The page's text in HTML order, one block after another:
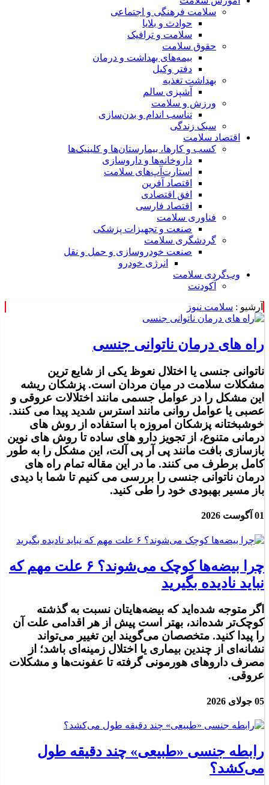
سلامت فرهنگی و اجتماعی
حوادث و بلایا
سلامت و ترافیک
حقوق سلامت
بیمه‌های بهداشت و درمان
دفتر وکیل
بهداشت تغذیه
آشپزی سالم
ورزش و سلامت
تناسب اندام و بدن‌سازی
سبک زندگی
اقتصاد سلامت
کسب و کارها، بیمارستان‌ها و کلینیک‌ها
داروخانه‌ها و داروسازی
استارت‌آپ‌های سلامت
اقتصاد آفرین
افق اقتصادی
اقتصاد فارسی
فناوری سلامت
صنعت و تجهیزات پزشکی
گردشگری سلامت
صنعت خودروسازی و حمل و نقل
انرژی خودرو
وب‌گردی سلامت
آکودنت
آرشیو : سلامت نیوز
راه های درمان ناتوانی جنسی
ناتوانی جنسی یا اختلال نعوظ یکی از شایع ترین
مشکلات سلامت در میان مردان است. پزشکان ریشه
این مشکل را در عوامل جسمی مانند اختلالات عروقی و
عصبی یا عوامل روانی مانند استرس شدید پیدا می کنند.
خوشبختانه پزشکان امروزه با استفاده از روش های
درمانی متنوع، از تجویز دارو های ساده تا روش های نوین
بازسازی بافت مانند پی آر پی آلت، این مشکل را به طور
کامل برطرف می کنند. ما در این مقاله تمام راه های
درمان ناتوانی جنسی را بررسی می کنیم تا شما با دیدی
باز مسیر بهبودی خود را طی کنید.
01 آگوست 2026
چرا بیضه‌ها کوچک می‌شوند؟ ۶ علت مهم که
نباید نادیده بگیرید
اگر متوجه شده‌اید که بیضه‌هایتان نسبت به گذشته
کوچک‌تر شده‌اند، بهتر است پیش از هر اقدامی علت آن
را پیدا کنید. متخصصان می‌گویند این تغییر می‌تواند
نشانه‌ای از چندین بیماری یا اختلال زمینه‌ای باشد؛ از
مصرف داروهای هورمونی گرفته تا عفونت‌ها و مشکلات
عروقی.
05 جولای 2026
رابطه جنسی «طبیعی» چند دقیقه طول
می‌کشد؟